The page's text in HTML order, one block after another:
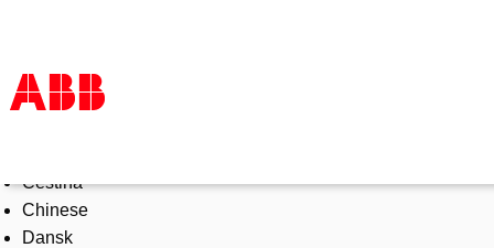
Products & Solutions
Industries
Services
Čeština
Chinese
Dansk